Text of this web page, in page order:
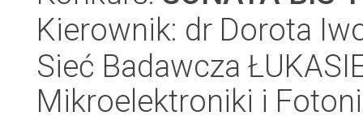
Kierownik: dr Dorota
Sieć Badawcza
Mikroelektroniki i